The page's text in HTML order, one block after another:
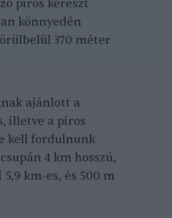
piros kereszt
könnyedén
370 méter
ajánlott a
illetve a piros
kell fordulnunk
4 km hosszú,
km-es, és 500 m